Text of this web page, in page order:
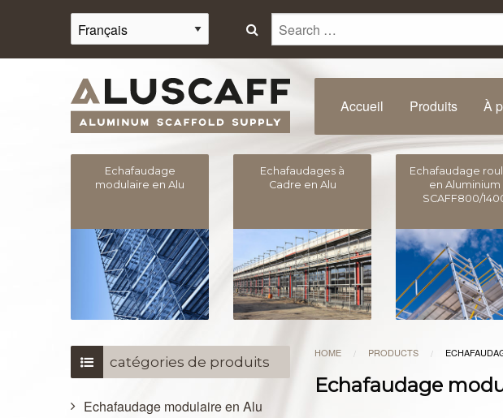
Rechercher :
Accueil Produits À
Echafaudage
modulaire en Alu
Echafaudages à
Cadre en Alu
Echafaudage
en Aluminium
SCAFF800/
HOME / PRODUCTS /
Echafaudage
catégories de produits
Echafaudage modulaire en Alu